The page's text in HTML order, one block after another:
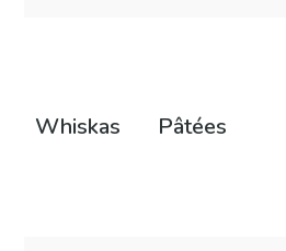
Whiskas Pâtées